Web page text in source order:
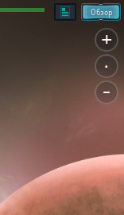
+
.
-
Обзор